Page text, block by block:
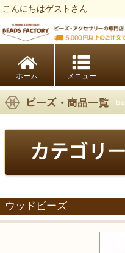
こんにちはゲストさん
ホーム
ウッドビーズ